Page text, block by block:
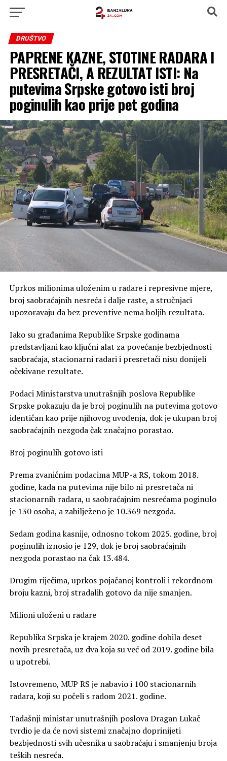
DRUŠTVO
PAPRENE KAZNE, STOTINE RADARA I
PRESRETAČI, A REZULTAT ISTI: Na
putevima Srpske gotovo isti broj
poginulih kao prije pet godina
Uprkos milionima uloženim u radare i represivne mjere,
broj saobraćajnih nesreća i dalje raste, a stručnjaci
upozoravaju da bez preventive nema boljih rezultata.
Iako su građanima Republike Srpske godinama
predstavljani kao ključni alat za povećanje bezbjednosti
saobraćaja, stacionarni radari i presretači nisu donijeli
očekivane rezultate.
Podaci Ministarstva unutrašnjih poslova Republike
Srpske pokazuju da je broj poginulih na putevima gotovo
identičan kao prije njihovog uvođenja, dok je ukupan broj
saobraćajnih nezgoda čak značajno porastao.
Broj poginulih gotovo isti
Prema zvaničnim podacima MUP-a RS, tokom 2018.
godine, kada na putevima nije bilo ni presretača ni
stacionarnih radara, u saobraćajnim nesrećama poginulo
je 130 osoba, a zabilježeno je 10.369 nezgoda.
Sedam godina kasnije, odnosno tokom 2025. godine, broj
poginulih iznosio je 129, dok je broj saobraćajnih
nezgoda porastao na čak 13.484.
Drugim riječima, uprkos pojačanoj kontroli i rekordnom
broju kazni, broj stradalih gotovo da nije smanjen.
Milioni uloženi u radare
Republika Srpska je krajem 2020. godine dobila deset
novih presretača, uz dva koja su već od 2019. godine bila
u upotrebi.
Istovremeno, MUP RS je nabavio i 100 stacionarnih
radara, koji su počeli s radom 2021. godine.
Tadašnji ministar unutrašnjih poslova Dragan Lukač
tvrdio je da će novi sistemi značajno doprinijeti
bezbjednosti svih učesnika u saobraćaju i smanjenju broja
teških nesreća.